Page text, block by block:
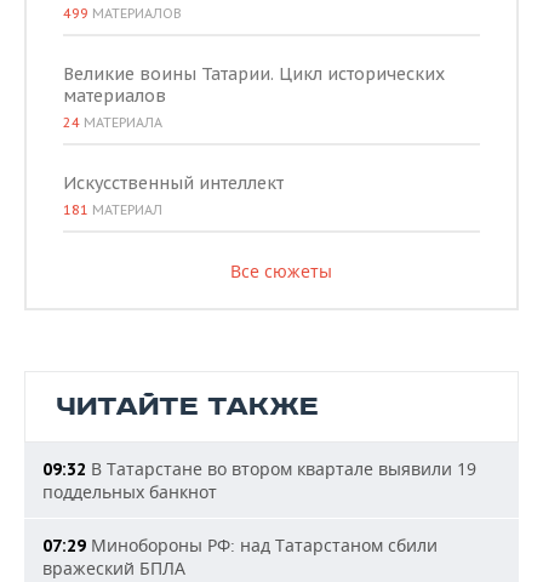
499 МАТЕРИАЛОВ
Великие воины Татарии. Цикл исторических
материалов
24 МАТЕРИАЛА
Искусственный интеллект
181 МАТЕРИАЛ
Все сюжеты
ЧИТАЙТЕ ТАКЖЕ
09:32 В Татарстане во втором квартале выявили 19
поддельных банкнот
07:29 Минобороны РФ: над Татарстаном сбили
вражеский БПЛА